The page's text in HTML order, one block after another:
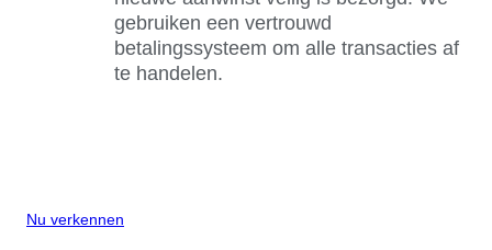
gebruiken een vertrouwd
betalingssysteem om alle transacties af
te handelen.
Nu verkennen